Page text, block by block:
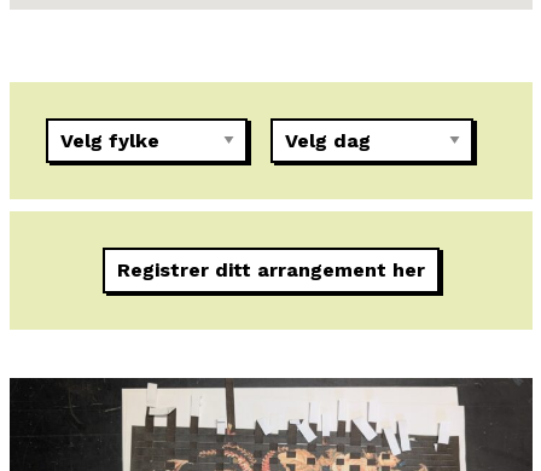
Registrer ditt arrangement her